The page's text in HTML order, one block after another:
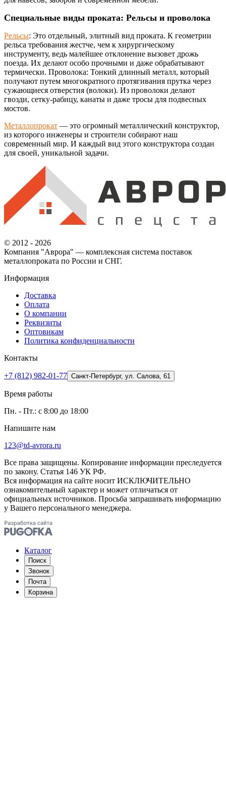
Специальные виды проката: Рельсы и проволока
Рельсы: Это отдельный, элитный вид проката. К геометрии
рельса требования жестче, чем к хирургическому
инструменту, ведь малейшее отклонение вызовет дрожь
поезда. Их делают особо прочными и даже обрабатывают
термически. Проволока: Тонкий длинный металл, который
получают путем многократного протягивания прутка через
сужающиеся отверстия (волоки). Из проволоки делают
гвозди, сетку-рабицу, канаты и даже тросы для подвесных
мостов.
Металлопрокат — это огромный металлический конструктор,
из которого инженеры и строители собирают наш
современный мир. И каждый вид этого конструктора создан
для своей, уникальной задачи.
© 2012 - 2026
Компания "Аврора" — комплексная система поставок
металлопроката по России и СНГ.
Информация
Доставка
Оплата
О компании
Реквизиты
Оптовикам
Политика конфиденциальности
Контакты
+7 (812) 982-01-77 Санкт-Петербург, ул. Салова, 61
Время работы
Пн. - Пт.: с 8:00 до 18:00
Напишите нам
123@td-avrora.ru
Все права защищены. Копирование информации преследуется
по закону. Статья 146 УК РФ.
Вся информация на сайте носит ИСКЛЮЧИТЕЛЬНО
ознакомительный характер и может отличаться от
официальных источников. Просьба запрашивать информацию
у Вашего персонального менеджера.
Каталог
Поиск
Звонок
Почта
Корзина